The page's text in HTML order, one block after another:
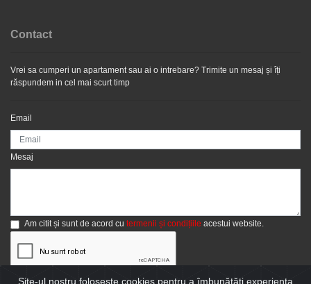
78.500 EUR
Contact
Vrei sa cumperi un apartament sau ai o intrebare? Trimite un mesaj și îți
răspundem in cel mai scurt timp
Email
Mesaj
Am citit și sunt de acord cu termenii și condițiile acestui website.
Site-ul nostru foloseşte cookies pentru a îmbunătăţi experienţa